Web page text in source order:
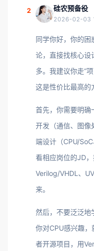
2 硅农预备役
2026-02-03
同学你好，你的困
论，直接找核心设
多。我建议你走“
这是性价比最高的
首先，你需要明确
开发（通信、图像
端设计（CPU/
看相应岗位的JD
Verilog/VHDL、
来。
然后，不要泛泛地
你对CPU感兴趣
者开源项目，用